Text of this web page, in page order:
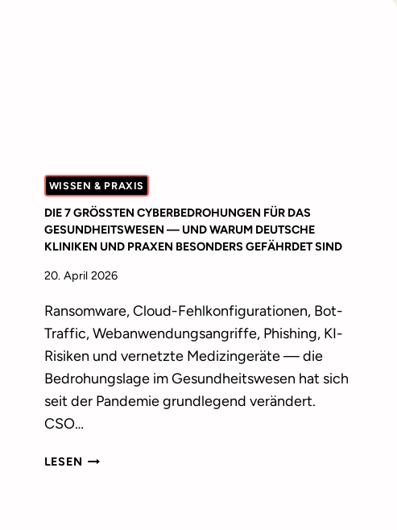
WISSEN & PRAXIS
DIE 7 GRÖSSTEN CYBERBEDROHUNGEN FÜR DAS G
ESUNDHEITSWESEN — UND WARUM DEUTSCHE K
LINIKEN UND PRAXEN BESONDERS GEFÄHRDET SIND
20. April 2026
Ransomware, Cloud-Fehlkonfigurationen, Bot-
Traffic, Webanwendungsangriffe, Phishing, KI-
Risiken und vernetzte Medizingeräte — die
Bedrohungslage im Gesundheitswesen hat sich
seit der Pandemie grundlegend verändert.
CSO…
LESEN DIE